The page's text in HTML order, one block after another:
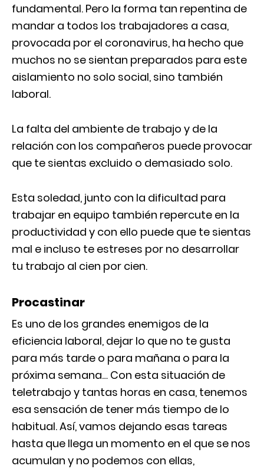
fundamental. Pero la forma tan repentina de
mandar a todos los trabajadores a casa,
provocada por el coronavirus, ha hecho que
muchos no se sientan preparados para este
aislamiento no solo social, sino también
laboral.
La falta del ambiente de trabajo y de la
relación con los compañeros puede provocar
que te sientas excluido o demasiado solo.
Esta soledad, junto con la dificultad para
trabajar en equipo también repercute en la
productividad y con ello puede que te sientas
mal e incluso te estreses por no desarrollar
tu trabajo al cien por cien.
Procastinar
Es uno de los grandes enemigos de la
eficiencia laboral, dejar lo que no te gusta
para más tarde o para mañana o para la
próxima semana… Con esta situación de
teletrabajo y tantas horas en casa, tenemos
esa sensación de tener más tiempo de lo
habitual. Así, vamos dejando esas tareas
hasta que llega un momento en el que se nos
acumulan y no podemos con ellas,